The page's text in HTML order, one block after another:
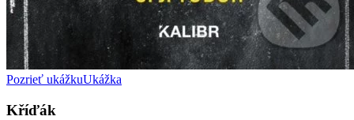
Pozrieť ukážkuUkážka
Kříďák